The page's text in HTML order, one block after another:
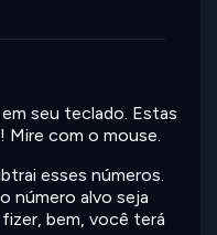
seu teclado. Estas
Mire com o mouse.
esses números.
número alvo seja
bem, você terá